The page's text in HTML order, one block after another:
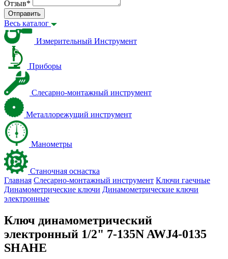
Отзыв*
Отправить
Весь каталог
Измерительный Инструмент
Приборы
Слесарно-монтажный инструмент
Металлорежущий инструмент
Манометры
Станочная оснастка
Главная Слесарно-монтажный инструмент Ключи гаечные
Динамометрические ключи Динамометрические ключи
электронные
Ключ динамометрический
электронный 1/2" 7-135N AWJ4-0135
SHAHE